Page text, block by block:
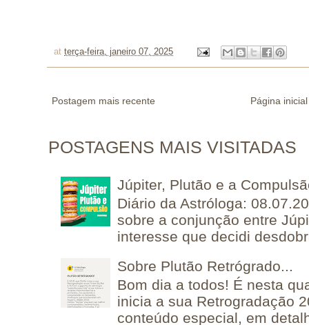
at terça-feira, janeiro 07, 2025
Postagem mais recente Página inicial
POSTAGENS MAIS VISITADAS
Júpiter, Plutão e a
Diário da Astróloga:
sobre a conjunção entre
interesse que decidi
Sobre Plutão Retrógrado...
Bom dia a todos! É nesta
inicia a sua Retrogradação
conteúdo especial, em